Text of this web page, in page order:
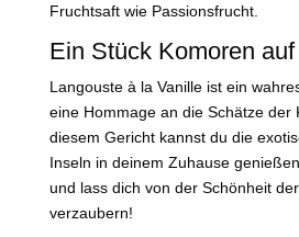
Fruchtsaft wie Passionsfrucht.
Ein Stück Komoren
Langouste à la Vanille ist ein
eine Hommage an die Schätze der
diesem Gericht kannst du die
Inseln in deinem Zuhause
und lass dich von der Schönheit
verzaubern!